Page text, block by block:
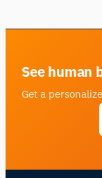
See human
Get a